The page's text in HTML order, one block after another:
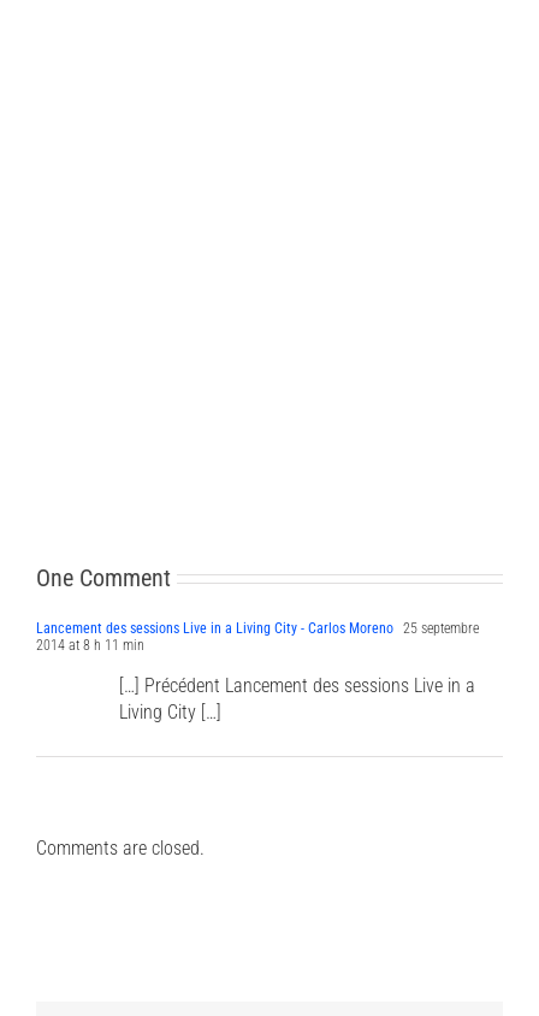
One Comment
Lancement des sessions Live in a Living City - Carlos Moreno 25 septembre
2014 at 8 h 11 min
[…] Précédent Lancement des sessions Live in a
Living City […]
Comments are closed.